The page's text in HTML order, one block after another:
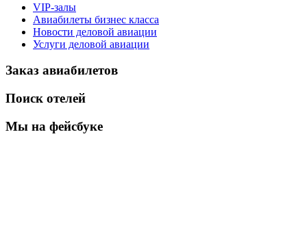
VIP-залы
Авиабилеты бизнес класса
Новости деловой авиации
Услуги деловой авиации
Заказ авиабилетов
Поиск отелей
Мы на фейсбуке